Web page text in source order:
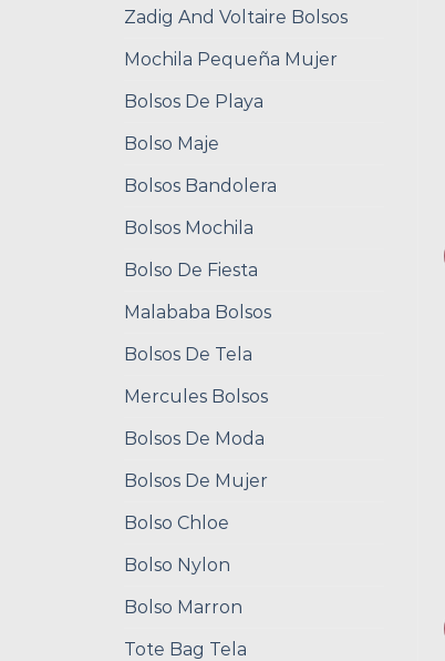
Zadig And Voltaire Bolsos
Mochila Pequeña Mujer
Bolsos De Playa
Bolso Maje
Bolsos Bandolera
Bolsos Mochila
Bolso De Fiesta
Malababa Bolsos
Bolsos De Tela
Mercules Bolsos
Bolsos De Moda
Bolsos De Mujer
Bolso Chloe
Bolso Nylon
Bolso Marron
Tote Bag Tela